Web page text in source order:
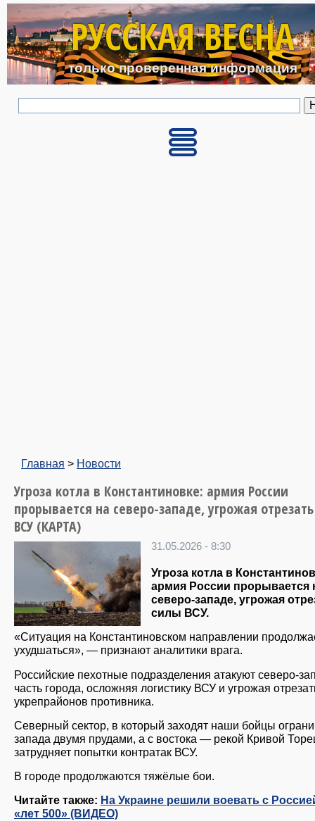
Перейти к основному
РУССКАЯ ВЕСНА
только проверенная информация
Главная > Новости
Угроза котла в Константиновке: армия России
прорывается на северо-западе, угрожая
ВСУ (КАРТА)
31.05.2026 - 8:30
Угроза котла в
армия России прорывается
северо-западе, угрожая
силы ВСУ.
«Ситуация на Константиновском направлении
ухудшаться», — признают аналитики врага.
Российские пехотные подразделения атакуют северо-
часть города, осложняя логистику ВСУ и угрожая
укрепрайонов противника.
Северный сектор, в который заходят наши бойцы
запада двумя прудами, а с востока — рекой Кривой
затрудняет попытки контратак ВСУ.
В городе продолжаются тяжёлые бои.
Читайте также: На Украине решили воевать с
«лет 500» (ВИДЕО)